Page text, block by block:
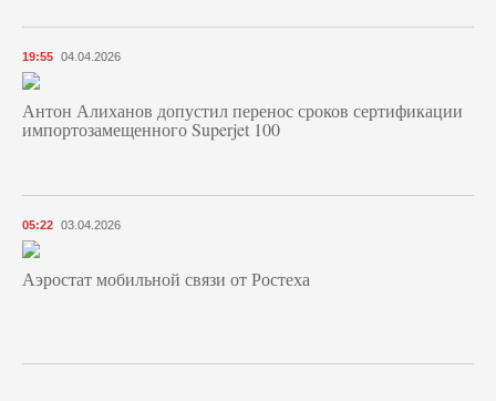
19:55 04.04.2026
Антон Алиханов допустил перенос сроков сертификации
импортозамещенного Superjet 100
05:22 03.04.2026
Аэростат мобильной связи от Ростеха